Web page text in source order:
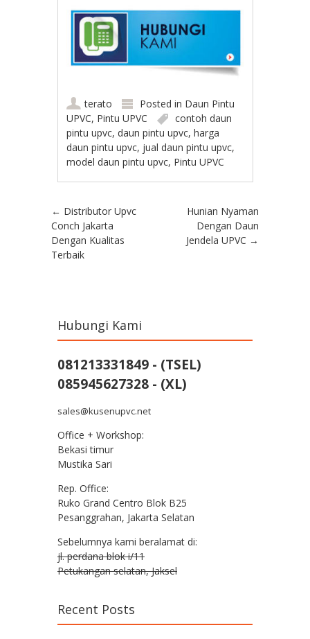
terato Posted in Daun Pintu
UPVC, Pintu UPVC
contoh daun
pintu upvc,daun pintu upvc,harga
daun pintu upvc, jual daun pintu upvc,
model daun pintu upvc, Pintu UPVC
Post navigation
← Distributor Upvc
Conch Jakarta
Dengan Kualitas
Terbaik
Hunian Nyaman
Dengan Daun
Jendela UPVC →
Hubungi Kami
081213331849 - (TSEL)
085945627328 - (XL)
sales@kusenupvc.net
Office + Workshop:
Bekasi timur
Mustika Sari
Rep. Office:
Ruko Grand Centro Blok B25
Pesanggrahan, Jakarta Selatan
Sebelumnya kami beralamat di:
jl. perdana blok i/11
Petukangan selatan, Jaksel
Recent Posts